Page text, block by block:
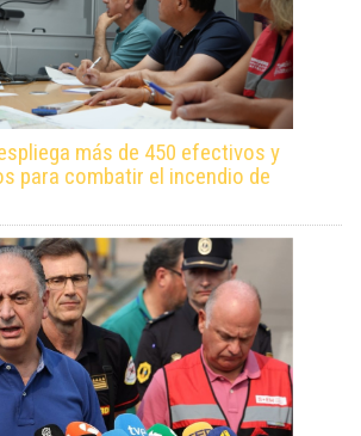
más de 450 efectivos y
para combatir el incendio de